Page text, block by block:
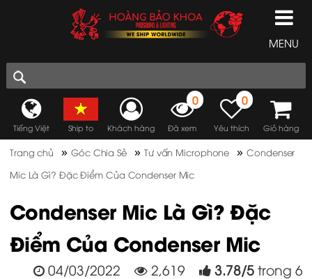
MENU
Tiếng Việt Ship to Khách hàng
0
Đã xem
0
Yêu thích Giỏ hàng
Trang chủ »Góc Chia Sẻ » Tư vấn Microphone »Condenser
Mic Là Gì? Đặc Điểm Của Condenser Mic
Condenser Mic Là Gì? Đặc
Điểm Của Condenser Mic
04/03/2022 2,619 3.78/5 trong6